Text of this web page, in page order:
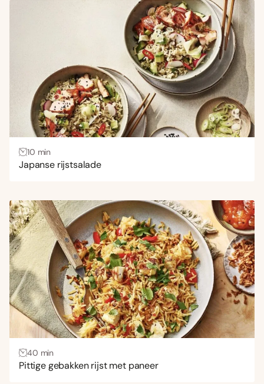
10 min
Japanse rijstsalade
40 min
Pittige gebakken rijst met paneer